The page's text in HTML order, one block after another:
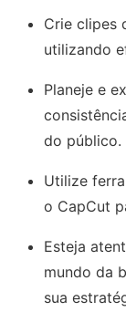
Crie clipes
utilizando
Planeje e
do público.
Utilize
o CapCut
Esteja
mundo da
sua